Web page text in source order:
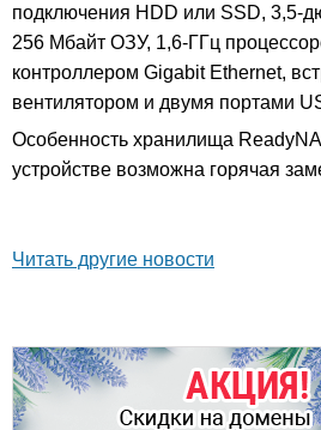
подключения HDD или SSD, 3,5-
256 Мбайт ОЗУ, 1,6-ГГц
контроллером Gigabit Ethernet,
вентилятором и двумя портами
Особенность хранилища
устройстве возможна горячая
Читать другие новости